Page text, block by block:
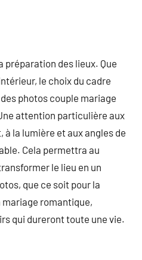
préparation des lieux. Que
le choix du cadre
photos couple mariage
attention particulière aux
à la lumière et aux angles de
Cela permettra au
le lieu en un
que ce soit pour la
romantique,
qui dureront toute une vie.